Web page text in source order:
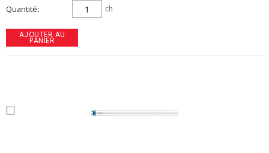
Quantité ch
AJOUTER AU
PANIER